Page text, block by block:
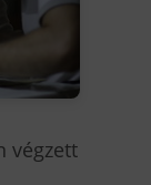
végzett